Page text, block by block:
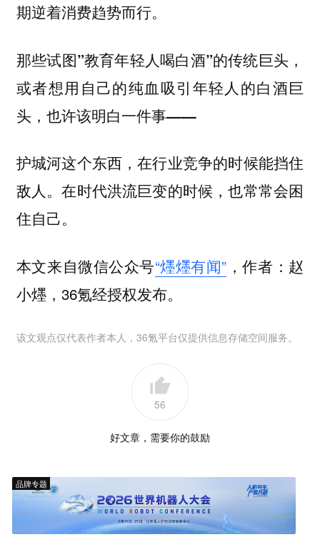
期逆着消费趋势而行。
那些试图”教育年轻人喝白酒”的传统巨头，
或者想用自己的纯血吸引年轻人的白酒巨
头，也许该明白一件事——
护城河这个东西，在行业竞争的时候能挡住
敌人。在时代洪流巨变的时候，也常常会困
住自己。
本文来自微信公众号“爅爅有闻” ，作者：赵
小爅，36氪经授权发布。
该文观点仅代表作者本人，36氪平台仅提供信息存储空间服务。
56
好文章，需要你的鼓励
品牌专题